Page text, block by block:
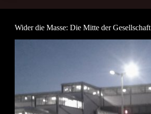
Wider die Masse: Die Mitte der Gesellschaft